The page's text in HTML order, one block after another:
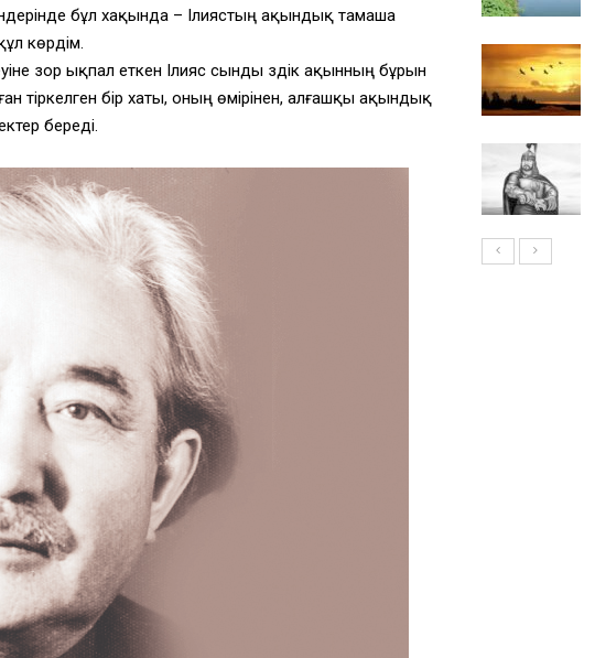
бұл хақында – Ілиястың ақындық тамаша
көрдім.
зор ықпал еткен Ілияс сынды үздік ақынның бұрын
тіркелген бір хаты, оның өмірінен, алғашқы ақындық
береді.